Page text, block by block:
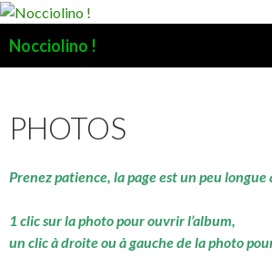
Nocciolino !
PHOTOS
Prenez patience, la page est un peu longue
1 clic sur la photo pour ouvrir l’album,
un clic à droite ou à gauche de la photo